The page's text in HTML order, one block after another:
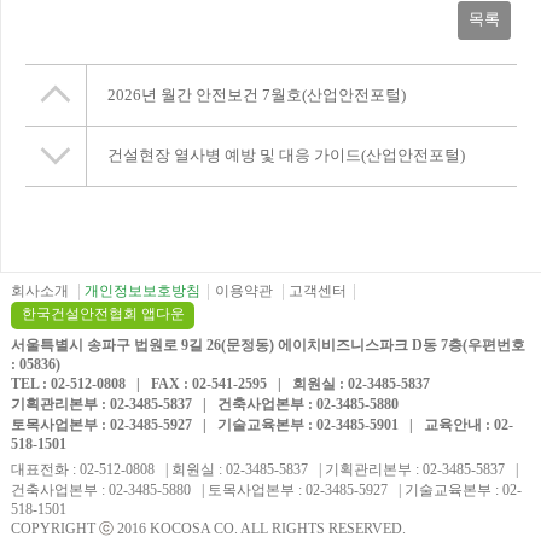
목록
2026년 월간 안전보건 7월호(산업안전포털)
건설현장 열사병 예방 및 대응 가이드(산업안전포털)
회사소개 개인정보보호방침 이용약관
고객센터
한국건설안전협회 앱다운
서울특별시 송파구 법원로 9길 26(문정동) 에이치비즈니스파크 D동 7층(우편번호
: 05836)
TEL : 02-512-0808 | FAX : 02-541-2595 | 회원실 : 02-3485-5837
기획관리본부 : 02-3485-5837 | 건축사업본부 : 02-3485-5880
토목사업본부 : 02-3485-5927 | 기술교육본부 : 02-3485-5901 | 교육안내 : 02-
518-1501
대표전화 : 02-512-0808 | 회원실 : 02-3485-5837 | 기획관리본부 : 02-3485-5837 |
건축사업본부 : 02-3485-5880 | 토목사업본부 : 02-3485-5927 | 기술교육본부 : 02-
518-1501
COPYRIGHT ⓒ2016 KOCOSA CO. ALL RIGHTS RESERVED.